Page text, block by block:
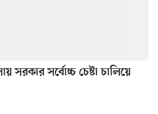
সরকার সর্বোচ্চ চেষ্টা চালিয়ে